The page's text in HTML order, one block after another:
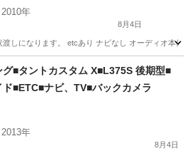
年
8月4日
しになります。 etcあり ナビなし オーディオ本体
ミラココア
グ■タントカスタム X■L375S 後期型■
ド■ETC■ナビ、TV■バックカメラ
年
8月4日